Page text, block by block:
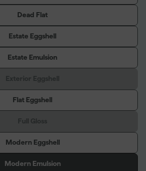
Dead Flat
Estate Eggshell
Estate Emulsion
Flat Eggshell
Modern Eggshell
Modern Emulsion